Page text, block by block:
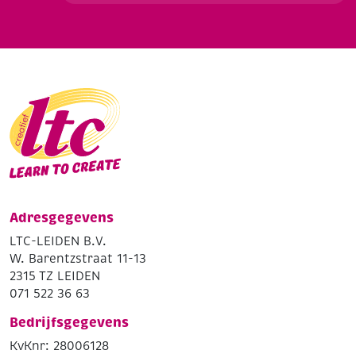
Adresgegevens
LTC-LEIDEN B.V.
W. Barentzstraat 11-13
2315 TZ LEIDEN
071 522 36 63
Bedrijfsgegevens
KvKnr: 28006128